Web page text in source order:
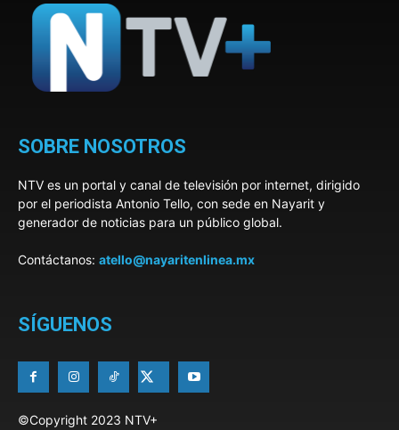
SOBRE NOSOTROS
NTV es un portal y canal de televisión por internet, dirigido
por el periodista Antonio Tello, con sede en Nayarit y
generador de noticias para un público global.
Contáctanos: atello@nayaritenlinea.mx
SÍGUENOS
©Copyright 2023 NTV+